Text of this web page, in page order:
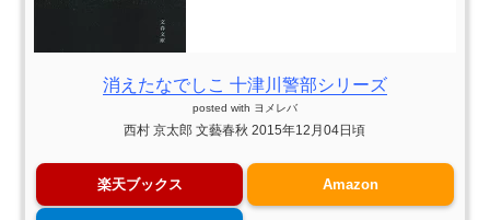
消えたなでしこ 十津川警部シリーズ
posted with ヨメレバ
西村 京太郎 文藝春秋 2015年12月04日頃
楽天ブックス Amazon